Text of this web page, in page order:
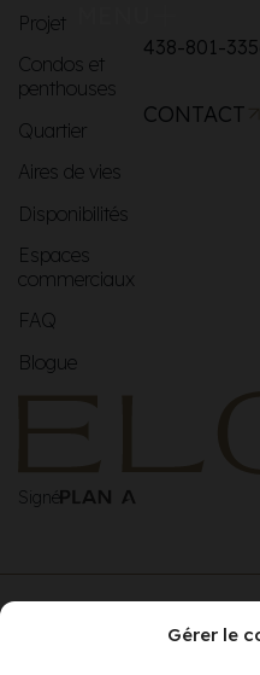
Gérer le
Projet
Condos et
penthouses
Quartier
Aires de vies
Disponibilités
Espaces
commerciaux
FAQ
Blogue
438-801-
CONTACT
Signé
2005 av. de